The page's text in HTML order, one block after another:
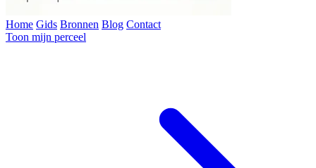
Home Gids Bronnen Blog Contact
Toon mijn perceel